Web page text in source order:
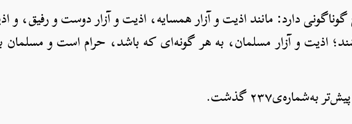
گوناگونی دارد: مانند اذیت و آزار همسایه، اذیت و آزار دوست و رفیق، و
اذیت و آزار مسلمان، به هر گونه‌ای که باشد، حرام است و مسلمان